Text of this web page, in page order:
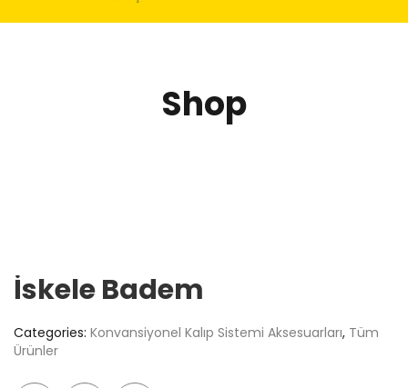
Shop
İskele Badem
Categories: Konvansiyonel Kalıp Sistemi Aksesuarları, Tüm
Ürünler